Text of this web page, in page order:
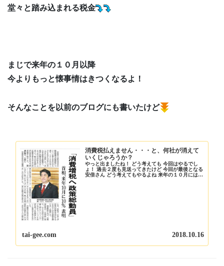
堂々と踏み込まれる税金
まじで来年の１０月以降
今よりもっと懐事情はきつくなるよ！
そんなことを以前のブログにも書いたけど
消費税払えません・・・と、何社が消えて
いくじゃろうか？
やっと出ましたね！ どう考えても 今回はやるでし
ょ！ 過去２度も見送ってきたけど 今回が最後となる
安倍さん どう考えてもやるよね 来年の１０月には
tai-gee.com 2018.10.16